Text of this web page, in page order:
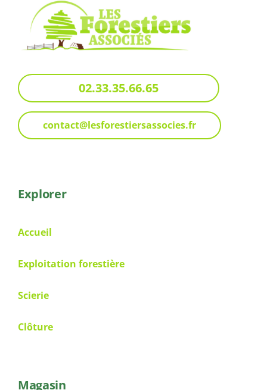
02.33.35.66.65
contact@lesforestiersassocies.fr
Explorer
Accueil
Exploitation forestière
Scierie
Clôture
Magasin